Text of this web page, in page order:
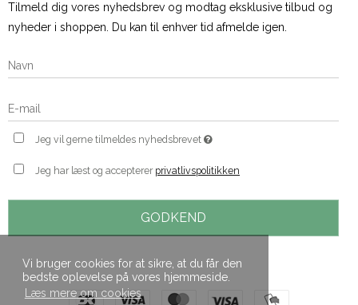
Vi bruger cookies for at sikre, at du får den
bedste oplevelse på vores hjemmeside.
Læs mere om cookies
Tilmeld dig vores nyhedsbrev og modtag eksklusive tilbud og
nyheder i shoppen. Du kan til enhver tid afmelde igen.
Jeg vil gerne tilmeldes nyhedsbrevet
Jeg har læst og accepterer privatlivspolitikken
GODKEND